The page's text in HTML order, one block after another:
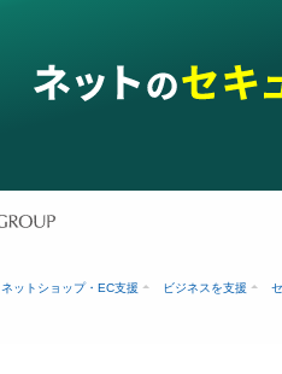
ネットショップ・EC支援 ビジネスを支援